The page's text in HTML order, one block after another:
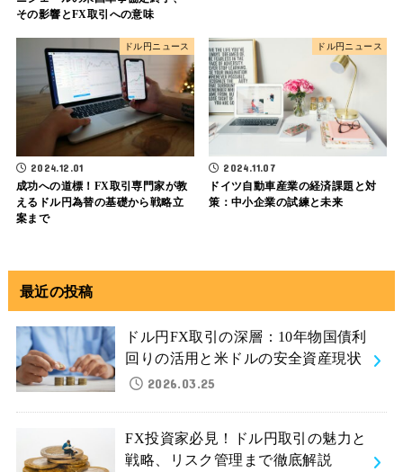
その影響とFX取引への意味
ドル円ニュース
2024.12.01
成功への道標！FX取引専門家が教
えるドル円為替の基礎から戦略立
案まで
ドル円ニュース
2024.11.07
ドイツ自動車産業の経済課題と対
策：中小企業の試練と未来
最近の投稿
ドル円FX取引の深層：10年物国債利
回りの活用と米ドルの安全資産現状
2026.03.25
FX投資家必見！ドル円取引の魅力と
戦略、リスク管理まで徹底解説